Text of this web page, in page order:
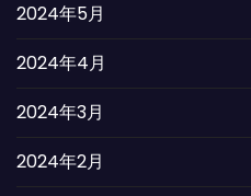
2024年5月
2024年4月
2024年3月
2024年2月